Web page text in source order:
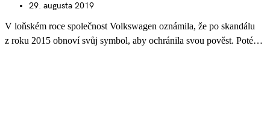
29. augusta 2019
V loňském roce společnost Volkswagen oznámila, že po skandálu
z roku 2015 obnoví svůj symbol, aby ochránila svou pověst. Poté…